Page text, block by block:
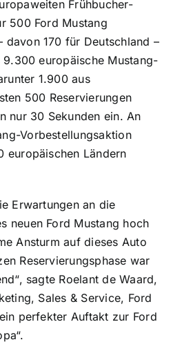
Frühbucher-
500 Ford Mustang
davon 170 für Deutschland –
europäische Mustang-
1.900 aus
500 Reservierungen
nur 30 Sekunden ein. An
Vorbestellungsaktion
europäischen Ländern
Erwartungen an die
neuen Ford Mustang hoch
Ansturm auf dieses Auto
Reservierungsphase war
sagte Roelant de Waard,
Sales & Service, Ford
perfekter Auftakt zur Ford